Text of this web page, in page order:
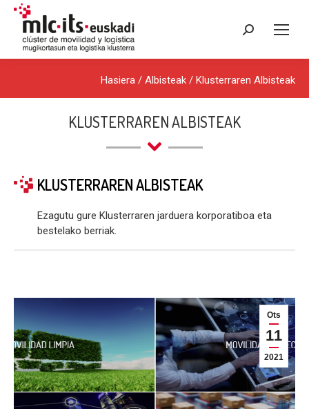
Search:
Hasiera / Albisteak / Klusterraren Albisteak
KLUSTERRAREN ALBISTEAK
KLUSTERRAREN ALBISTEAK
Ezagutu gure Klusterraren jarduera korporatiboa eta
bestelako berriak.
Ots
11
2021